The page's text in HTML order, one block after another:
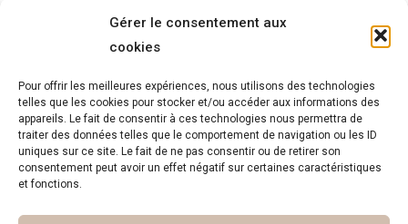
Gérer le consentement aux
cookies
Pour offrir les meilleures expériences, nous utilisons des technologies
telles que les cookies pour stocker et/ou accéder aux informations des
appareils. Le fait de consentir à ces technologies nous permettra de
traiter des données telles que le comportement de navigation ou les ID
uniques sur ce site. Le fait de ne pas consentir ou de retirer son
consentement peut avoir un effet négatif sur certaines caractéristiques
et fonctions.
l'Europe et de 2 à 5 jours.
Service client 24/7
Notre équipe est à votre disposition pour toute question sur